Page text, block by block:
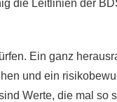
die Leitlinien der
Ein ganz
und ein
Werte, die mal